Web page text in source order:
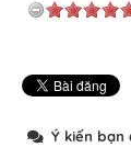
Ý kiến bạn